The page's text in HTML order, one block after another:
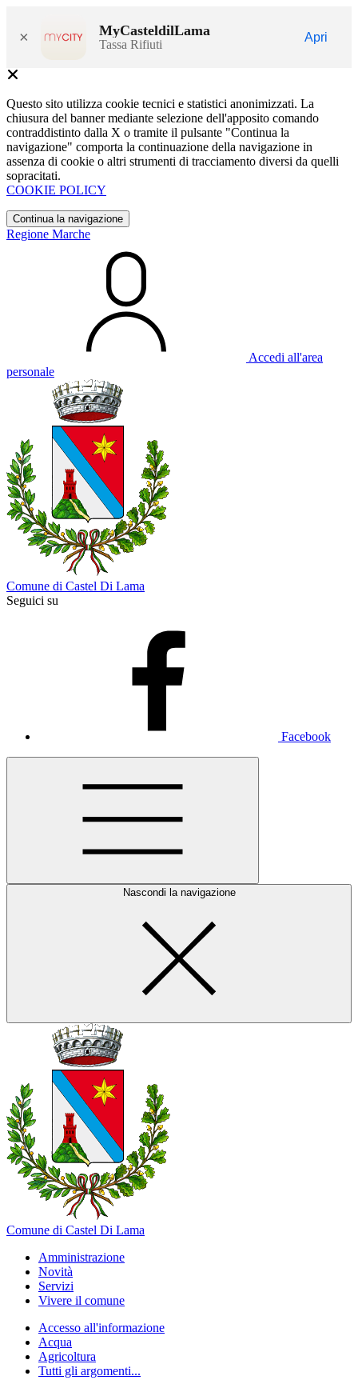
× MyCasteldilLama
Tassa Rifiuti
Apri
Questo sito utilizza cookie tecnici e statistici anonimizzati. La
chiusura del banner mediante selezione dell'apposito comando
contraddistinto dalla X o tramite il pulsante "Continua la
navigazione" comporta la continuazione della navigazione in
assenza di cookie o altri strumenti di tracciamento diversi da quelli
sopracitati.
COOKIE POLICY
Continua la navigazione
Regione Marche
Accedi all'area
personale
Comune di Castel Di Lama
Seguici su
Facebook
Nascondi la navigazione
Comune di Castel Di Lama
Amministrazione
Novità
Servizi
Vivere il comune
Accesso all'informazione
Acqua
Agricoltura
Tutti gli argomenti...